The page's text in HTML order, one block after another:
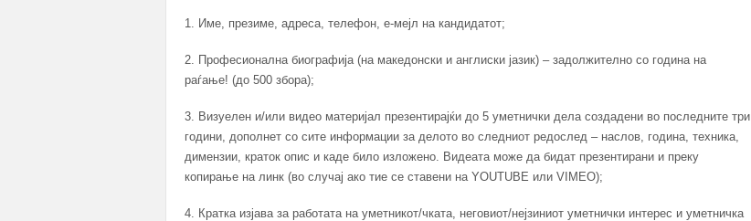
1. Име, презиме, адреса, телефон, е-мејл на кандидатот;
2. Професионална биографија (на македонски и англиски јазик) – задолжително со година на
раѓање! (до 500 збора);
3. Визуелен и/или видео материјал презентирајќи до 5 уметнички дела создадени во последните три
години, дополнет со сите информации за делото во следниот редослед – наслов, година, техника,
димензии, краток опис и каде било изложено. Видеата може да бидат презентирани и преку
копирање на линк (во случај ако тие се ставени на YOUTUBE или VIMEO);
4. Кратка изјава за работата на уметникот/чката, неговиот/нејзиниот уметнички интерес и уметничка